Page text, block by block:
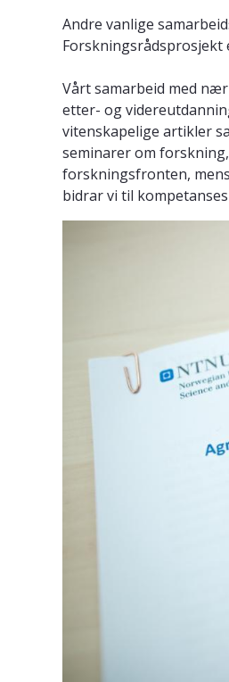
Andre vanlige
Forskningsrådsprosjekt
Vårt samarbeid med
etter- og
vitenskapelige artikler
seminarer om
forskningsfronten,
bidrar vi til